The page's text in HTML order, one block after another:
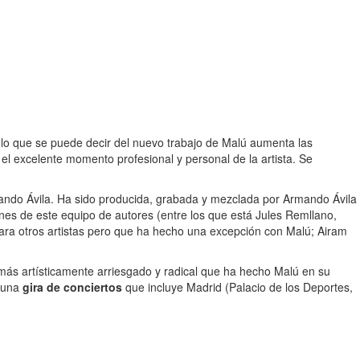
que se puede decir del nuevo trabajo de Malú aumenta las
excelente momento profesional y personal de la artista. Se
Ávila. Ha sido producida, grabada y mezclada por Armando Ávila
de este equipo de autores (entre los que está Jules Remllano,
otros artistas pero que ha hecho una excepción con Malú; Airam
artísticamente arriesgado y radical que ha hecho Malú en su
gira de conciertos que incluye Madrid (Palacio de los Deportes,